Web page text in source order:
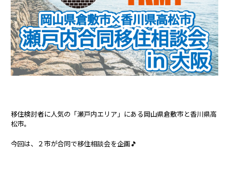
移住検討者に人気の「瀬戸内エリア」にある岡山県倉敷市と香川県高
松市。
今回は、２市が合同で移住相談会を企画🎵